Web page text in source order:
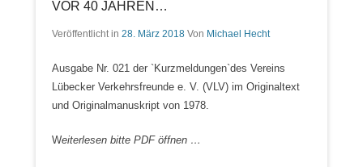
VOR 40 JAHREN…
Veröffentlicht in 28. März 2018 Von Michael Hecht
Ausgabe Nr. 021 der `Kurzmeldungen`des Vereins
Lübecker Verkehrsfreunde e. V. (VLV) im Originaltext
und Originalmanuskript von 1978.
Weiterlesen bitte PDF öffnen …